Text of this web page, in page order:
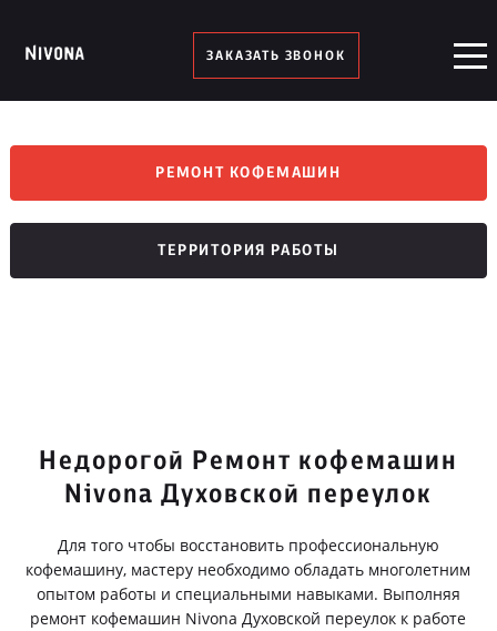
ЗАКАЗАТЬ ЗВОНОК
РЕМОНТ КОФЕМАШИН
ТЕРРИТОРИЯ РАБОТЫ
Недорогой Ремонт кофемашин
Nivona Духовской переулок
Для того чтобы восстановить профессиональную
кофемашину, мастеру необходимо обладать многолетним
опытом работы и специальными навыками. Выполняя
ремонт кофемашин Nivona Духовской переулок к работе